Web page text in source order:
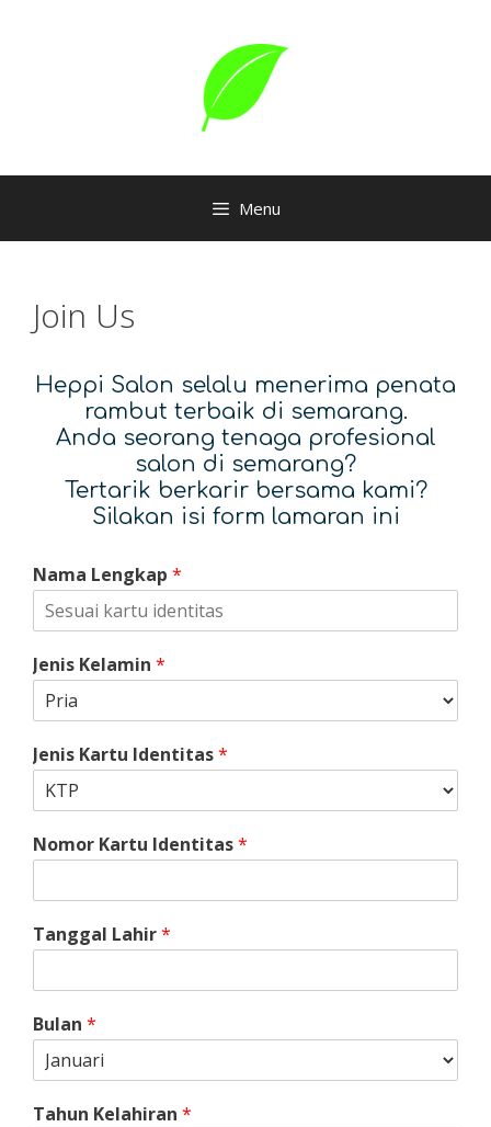
Menu
Join Us
Heppi Salon selalu menerima penata
rambut terbaik di semarang.
Anda seorang tenaga profesional
salon di semarang?
Tertarik berkarir bersama kami?
Silakan isi form lamaran ini
Nama Lengkap *
Jenis Kelamin *
Jenis Kartu Identitas*
Nomor Kartu Identitas*
Tanggal Lahir*
Bulan *
Tahun Kelahiran *